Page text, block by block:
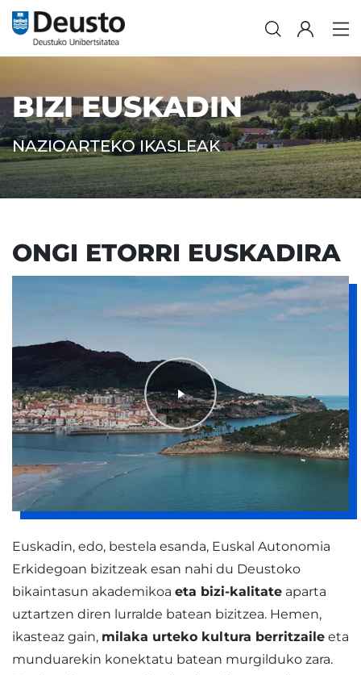
BIZI EUSKADIN
NAZIOARTEKO IKASLEAK
ONGI ETORRI EUSKADIRA
Euskadin, edo, bestela esanda, Euskal Autonomia
Erkidegoan bizitzeak esan nahi du Deustoko
bikaintasun akademikoa eta bizi-kalitate aparta
uztartzen diren lurralde batean bizitzea. Hemen,
ikasteaz gain, milaka urteko kultura berritzaile eta
munduarekin konektatu batean murgilduko zara.